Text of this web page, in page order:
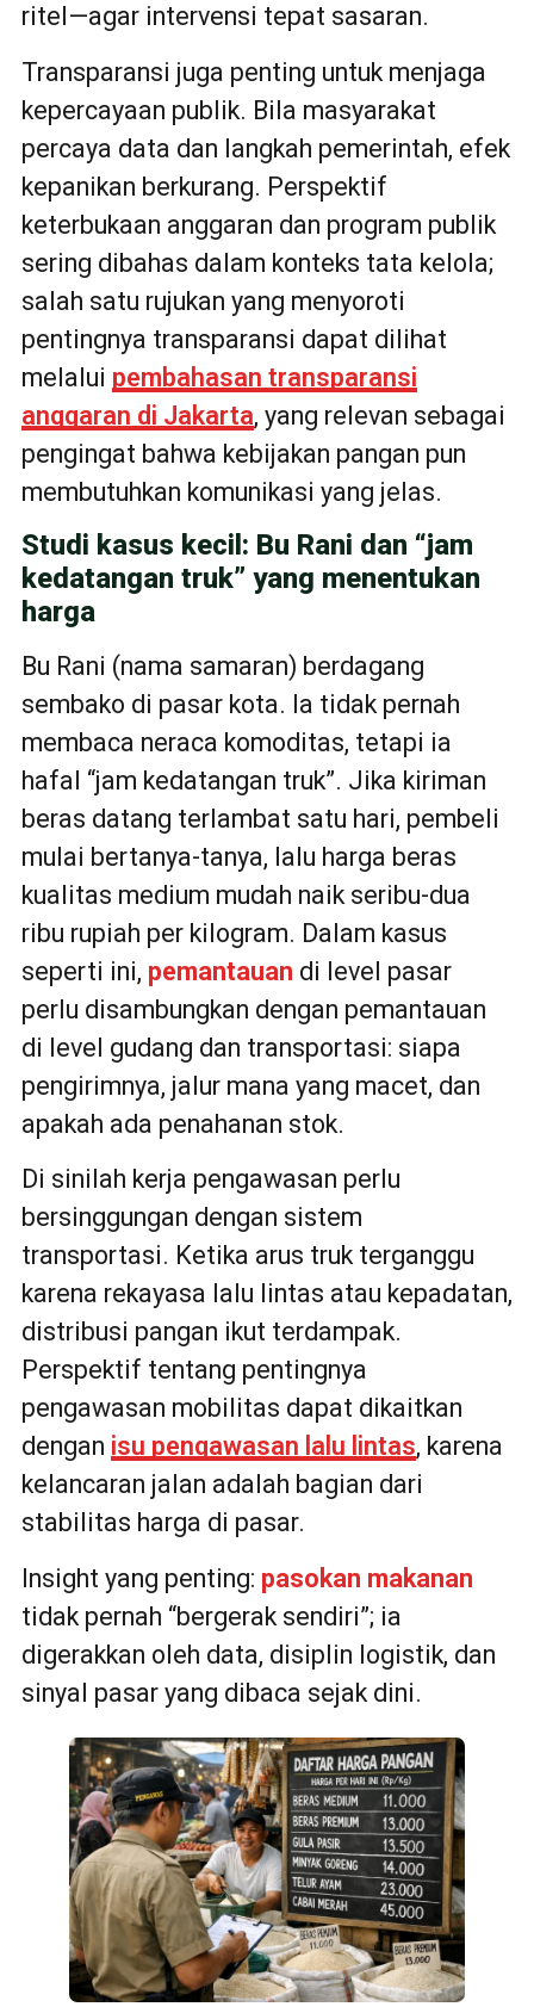
ritel—agar intervensi tepat sasaran.
Transparansi juga penting untuk menjaga
kepercayaan publik. Bila masyarakat
percaya data dan langkah pemerintah, efek
kepanikan berkurang. Perspektif
keterbukaan anggaran dan program publik
sering dibahas dalam konteks tata kelola;
salah satu rujukan yang menyoroti
pentingnya transparansi dapat dilihat
melalui pembahasan transparansi
anggaran di Jakarta, yang relevan sebagai
pengingat bahwa kebijakan pangan pun
membutuhkan komunikasi yang jelas.
Studi kasus kecil: Bu Rani dan “jam
kedatangan truk” yang menentukan
harga
Bu Rani (nama samaran) berdagang
sembako di pasar kota. Ia tidak pernah
membaca neraca komoditas, tetapi ia
hafal “jam kedatangan truk”. Jika kiriman
beras datang terlambat satu hari, pembeli
mulai bertanya-tanya, lalu harga beras
kualitas medium mudah naik seribu-dua
ribu rupiah per kilogram. Dalam kasus
seperti ini, pemantauan di level pasar
perlu disambungkan dengan pemantauan
di level gudang dan transportasi: siapa
pengirimnya, jalur mana yang macet, dan
apakah ada penahanan stok.
Di sinilah kerja pengawasan perlu
bersinggungan dengan sistem
transportasi. Ketika arus truk terganggu
karena rekayasa lalu lintas atau kepadatan,
distribusi pangan ikut terdampak.
Perspektif tentang pentingnya
pengawasan mobilitas dapat dikaitkan
dengan isu pengawasan lalu lintas, karena
kelancaran jalan adalah bagian dari
stabilitas harga di pasar.
Insight yang penting: pasokan makanan
tidak pernah “bergerak sendiri”; ia
digerakkan oleh data, disiplin logistik, dan
sinyal pasar yang dibaca sejak dini.